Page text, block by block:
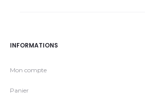
INFORMATIONS
Mon compte
Panier